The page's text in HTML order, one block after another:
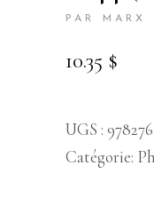
PAR MARX
10.35 $
UGS :
Catégorie: